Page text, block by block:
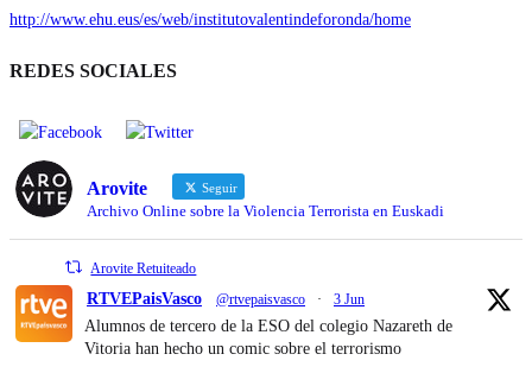
http://www.ehu.eus/es/web/institutovalentindeforonda/home
REDES SOCIALES
Arovite Seguir
Archivo Online sobre la Violencia Terrorista en Euskadi
Arovite Retuiteado
RTVEPaisVasco @rtvepaisvasco · 3 Jun
Alumnos de tercero de la ESO del colegio Nazareth de
Vitoria han hecho un comic sobre el terrorismo